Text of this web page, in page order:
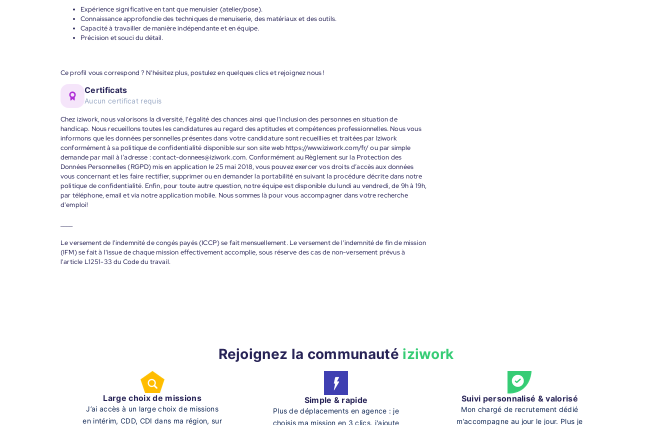
Expérience significative en tant que menuisier (atelier/pose).
Connaissance approfondie des techniques de menuiserie, des matériaux et des outils.
Capacité à travailler de manière indépendante et en équipe.
Précision et souci du détail.
Ce profil vous correspond ? N'hésitez plus, postulez en quelques clics et rejoignez nous !
Certificats
Aucun certificat requis
Chez iziwork, nous valorisons la diversité, l'égalité des chances ainsi que l'inclusion des personnes en situation de
handicap. Nous recueillons toutes les candidatures au regard des aptitudes et compétences professionnelles. Nous vous
informons que les données personnelles présentes dans votre candidature sont recueillies et traitées par Iziwork
conformément à sa politique de confidentialité disponible sur son site web https://www.iziwork.com/fr/ ou par simple
demande par mail à l’adresse : contact-donnees@iziwork.com. Conformément au Règlement sur la Protection des
Données Personnelles (RGPD) mis en application le 25 mai 2018, vous pouvez exercer vos droits d’accès aux données
vous concernant et les faire rectifier, supprimer ou en demander la portabilité en suivant la procédure décrite dans notre
politique de confidentialité. Enfin, pour toute autre question, notre équipe est disponible du lundi au vendredi, de 9h à 19h,
par téléphone, email et via notre application mobile. Nous sommes là pour vous accompagner dans votre recherche
d'emploi!
Le versement de l'indemnité de congés payés (ICCP) se fait mensuellement. Le versement de l'indemnité de fin de mission
(IFM) se fait à l'issue de chaque mission effectivement accomplie, sous réserve des cas de non-versement prévus à
l'article L1251-33 du Code du travail.
Rejoignez la communauté iziwork
Large choix de missions
J’ai accès à un large choix de missions
en intérim, CDD, CDI dans ma région, sur
Simple & rapide
Plus de déplacements en agence : je
choisis ma mission en 3 clics, j'ajoute
Suivi personnalisé & valorisé
Mon chargé de recrutement dédié
m’accompagne au jour le jour. Plus je